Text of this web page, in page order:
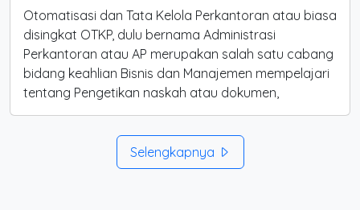
Otomatisasi dan Tata Kelola Perkantoran atau biasa
disingkat OTKP, dulu bernama Administrasi
Perkantoran atau AP merupakan salah satu cabang
bidang keahlian Bisnis dan Manajemen mempelajari
tentang Pengetikan naskah atau dokumen,
Selengkapnya